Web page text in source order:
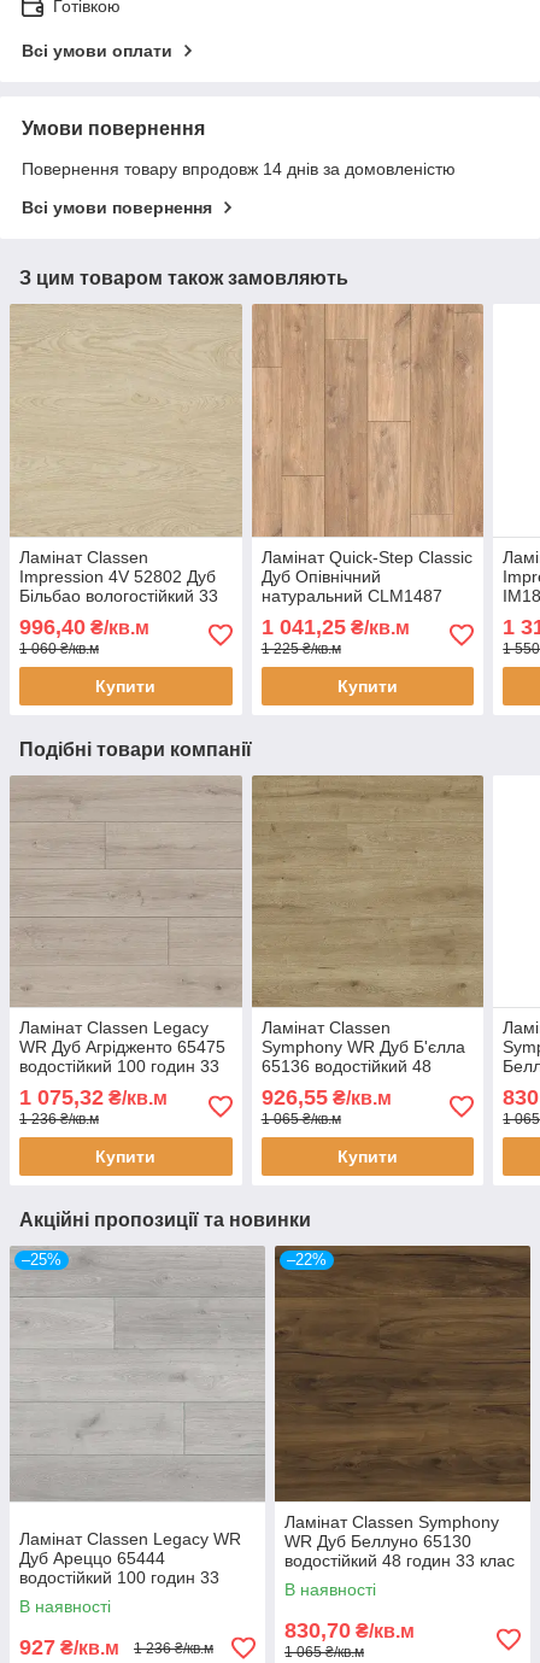
Готівкою
Всі умови оплати
Умови повернення
Повернення товару впродовж 14 днів за домовленістю
Всі умови повернення
З цим товаром також замовляють
Ламінат Classen
Impression 4V 52802 Дуб
Більбао вологостійкий 33
дошка з фаскою
996,40 ₴/кв.м
1 060 ₴/кв.м
Купити
Ламінат Quick-Step Classic
Дуб Опівнічний
натуральний CLM1487
мм з фаскою
1 041,25₴/кв.м
1 225 ₴/кв.м
Купити
1
1
Подібні товари компанії
Ламінат Classen Legacy
WR Дуб Агрідженто 65475
водостійкий 100 годин 33
клас AC5 10 мм з фаскою
1 075,32 ₴/кв.м
1 236 ₴/кв.м
Купити
Ламінат Classen
Symphony WR Дуб Б'єлла
65136 водостійкий 48
годин 33 клас AC5 10 мм з
фаскою
926,55₴/кв.м
1 065 ₴/кв.м
Купити
1
Акційні пропозиції та новинки
–25%
Ламінат Classen Legacy WR
Дуб Ареццо 65444
водостійкий 100 годин 33
клас AC5 10 мм з фаскою
В наявності
927 ₴/кв.м 1 236 ₴/кв.м
–22%
Ламінат Classen Symphony
WR Дуб Беллуно 65130
водостійкий 48 годин 33 клас
AC5 10 мм з фаскою
В наявності
830,70 ₴/кв.м
1 065 ₴/кв.м